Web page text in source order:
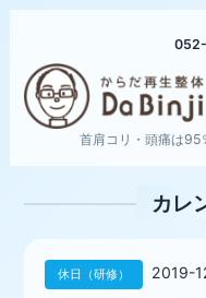
首肩コリ・頭痛は95
カレ
休日（研修） 2019-